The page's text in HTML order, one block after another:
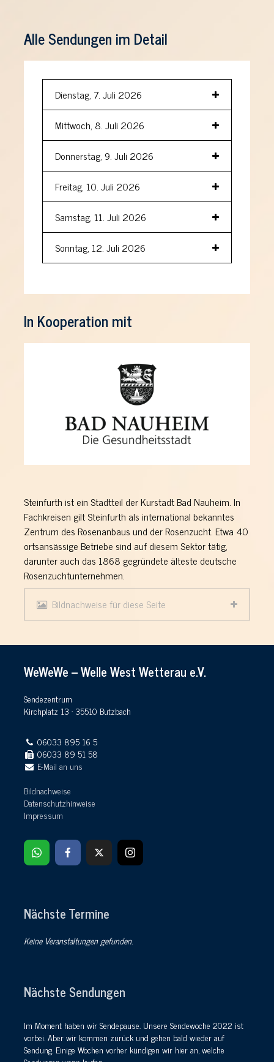
Alle Sendungen im Detail
Dienstag, 7. Juli 2026
Mittwoch, 8. Juli 2026
Donnerstag, 9. Juli 2026
Freitag, 10. Juli 2026
Samstag, 11. Juli 2026
Sonntag, 12. Juli 2026
In Kooperation mit
Steinfurth ist ein Stadtteil der Kurstadt Bad Nauheim. In
Fachkreisen gilt Steinfurth als international bekanntes
Zentrum des Rosenanbaus und der Rosenzucht. Etwa 40
ortsansässige Betriebe sind auf diesem Sektor tätig,
darunter auch das 1868 gegründete älteste deutsche
Rosenzuchtunternehmen.
Bildnachweise für diese Seite
WeWeWe – Welle West Wetterau e.V.
Sendezentrum
Kirchplatz 13 · 35510 Butzbach
06033 895 16 5
06033 89 51 58
E-Mail an uns
Bildnachweise
Datenschutzhinweise
Impressum
Nächste Termine
Keine Veranstaltungen gefunden.
Nächste Sendungen
Im Moment haben wir Sendepause. Unsere Sendewoche 2022 ist
vorbei. Aber wir kommen zurück und gehen bald wieder auf
Sendung. Einige Wochen vorher kündigen wir hier an, welche